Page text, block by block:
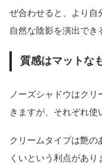
ぜ合わせると、より自
自然な陰影を演出でき
質感はマットな
ノーズシャドウはク
きますが、それぞれ使
クリームタイプは艶の
くいという利点があ